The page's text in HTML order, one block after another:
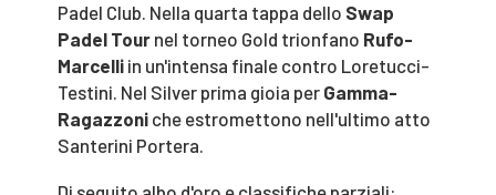
Padel Club. Nella quarta tappa dello Swap
Padel Tour nel torneo Gold trionfano Rufo-
Marcelli in un'intensa finale contro Loretucci-
Testini. Nel Silver prima gioia per Gamma-
Ragazzoni che estromettono nell'ultimo atto
Santerini Portera.